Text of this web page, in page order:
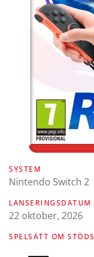
SYSTEM
Nintendo Switch 2
LANSERINGSDATUM
22 oktober, 2026
SPELSÄTT OM STÖDS